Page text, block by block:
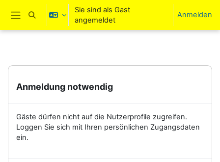
Zum Hauptinhalt
Website-Übersicht
Sucheingabe umschalten
Sie sind als Gast
angemeldet
Anmelden
Anmeldung notwendig
Gäste dürfen nicht auf die Nutzerprofile zugreifen.
Loggen Sie sich mit Ihren persönlichen Zugangsdaten
ein.